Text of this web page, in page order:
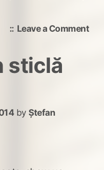
Leave a Commenton
sticlă
by Ștefan